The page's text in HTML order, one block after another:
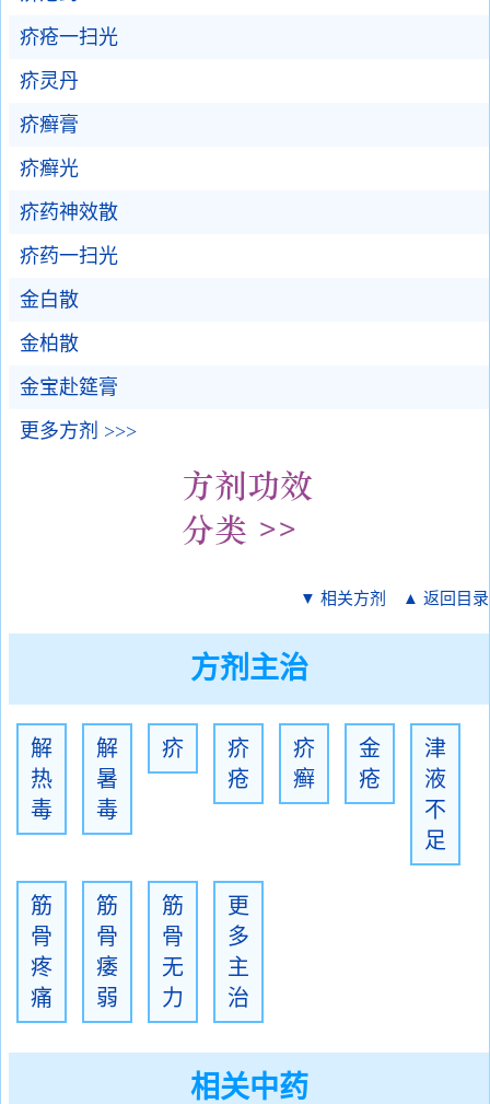
疥疮一扫光
疥灵丹
疥癣膏
疥癣光
疥药神效散
疥药一扫光
金白散
金柏散
金宝赴筵膏
更多方剂 >>>
▼ 相关方剂 ▲ 返回目录
方剂主治
解
热
毒
解
暑
毒
疥
疥
疮
疥
癣
金
疮
津
液
不
足
筋
骨
疼
痛
筋
骨
痿
弱
筋
骨
无
力
更
多
主
治
相关中药